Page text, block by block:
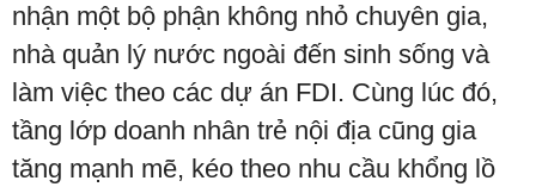
nhận một bộ phận không nhỏ chuyên gia,
nhà quản lý nước ngoài đến sinh sống và
làm việc theo các dự án FDI. Cùng lúc đó,
tầng lớp doanh nhân trẻ nội địa cũng gia
tăng mạnh mẽ, kéo theo nhu cầu khổng lồ